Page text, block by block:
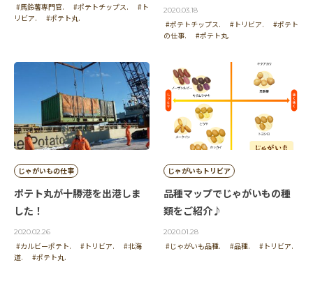
#馬鈴薯専門官. #ポテトチップス.
#ト
リビア.
#ポテト丸.
2020.03.18
#ポテトチップス. #トリビア.
#ポテト
の仕事.
#ポテト丸.
じゃがいもの仕事
ポテト丸が十勝港を出港しま
した！
2020.02.26
#カルビーポテト. #トリビア.
#北海
道.
#ポテト丸.
じゃがいもトリビア
品種マップでじゃがいもの種
類をご紹介♪
2020.01.28
#じゃがいも品種. #品種. #トリビア.